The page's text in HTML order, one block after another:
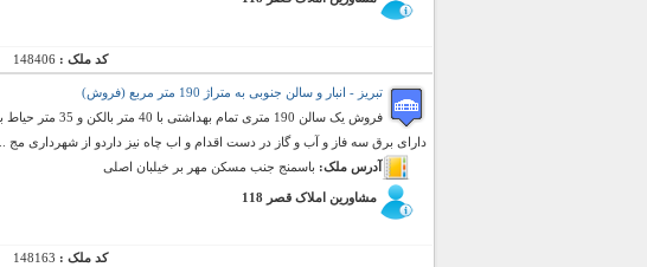
کد ملک : 148406
تبریز - انبار و سالن جنوبی به متراژ 190 متر مربع (فروش)
دارای برق سه فاز و آب و گاز در دست اقدام و اب چاه نیز داردو از شهرداری مج ...
آدرس ملک: باسمنج جنب مسکن مهر بر خیلبان اصلی
مشاورین املاک قصر 118
کد ملک : 148163